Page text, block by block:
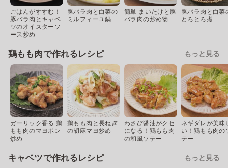
ごはんがすすむ！
豚バラ肉とキャベ
ツのオイスターソ
ース炒め
豚バラ肉と白菜の
ミルフィーユ鍋
簡単 まいたけと豚
バラ肉の炒め物
豚バラ肉と白菜
とろとろ煮
鶏もも肉で作れるレシピ もっと見る
ガーリック香る 鶏
もも肉のマヨポン
炒め
鶏もも肉と長ねぎ
の胡麻マヨ炒め
わさび醤油がクセ
になる！鶏もも肉
の和風ソテー
ネギダレが美味
い！鶏もも肉の
テー
キャベツで作れるレシピ もっと見る